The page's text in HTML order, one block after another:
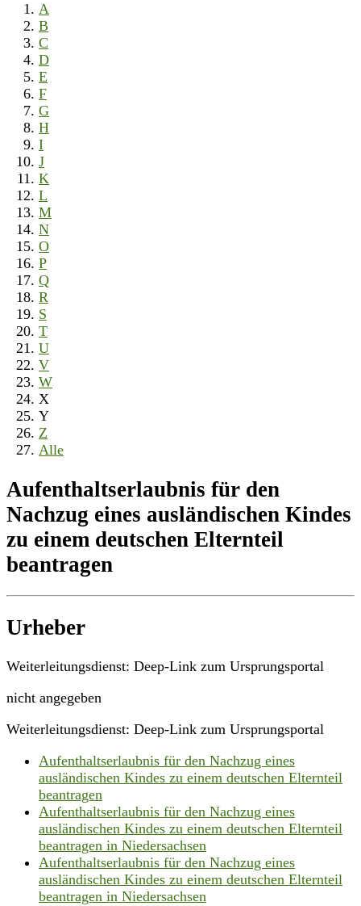
A
B
C
D
E
F
G
H
I
J
K
L
M
N
O
P
Q
R
S
T
U
V
W
X
Y
Z
Alle
Aufenthaltserlaubnis für den
Nachzug eines ausländischen Kindes
zu einem deutschen Elternteil
beantragen
Urheber
Weiterleitungsdienst: Deep-Link zum Ursprungsportal
nicht angegeben
Weiterleitungsdienst: Deep-Link zum Ursprungsportal
Aufenthaltserlaubnis für den Nachzug eines
ausländischen Kindes zu einem deutschen Elternteil
beantragen
Aufenthaltserlaubnis für den Nachzug eines
ausländischen Kindes zu einem deutschen Elternteil
beantragen in Niedersachsen
Aufenthaltserlaubnis für den Nachzug eines
ausländischen Kindes zu einem deutschen Elternteil
beantragen in Niedersachsen